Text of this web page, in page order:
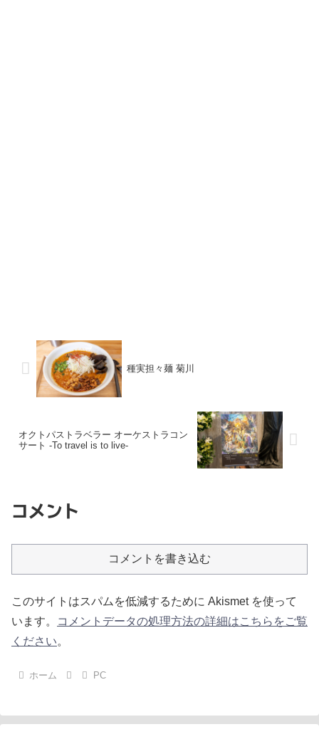
種実担々麺 菊川
オクトパストラベラー オーケストラコン
サート -To travel is to live-
コメント
コメントを書き込む
このサイトはスパムを低減するために Akismet を使って
います。
コメントデータの処理方法の詳細はこちらをご覧
ください。
ホーム PC